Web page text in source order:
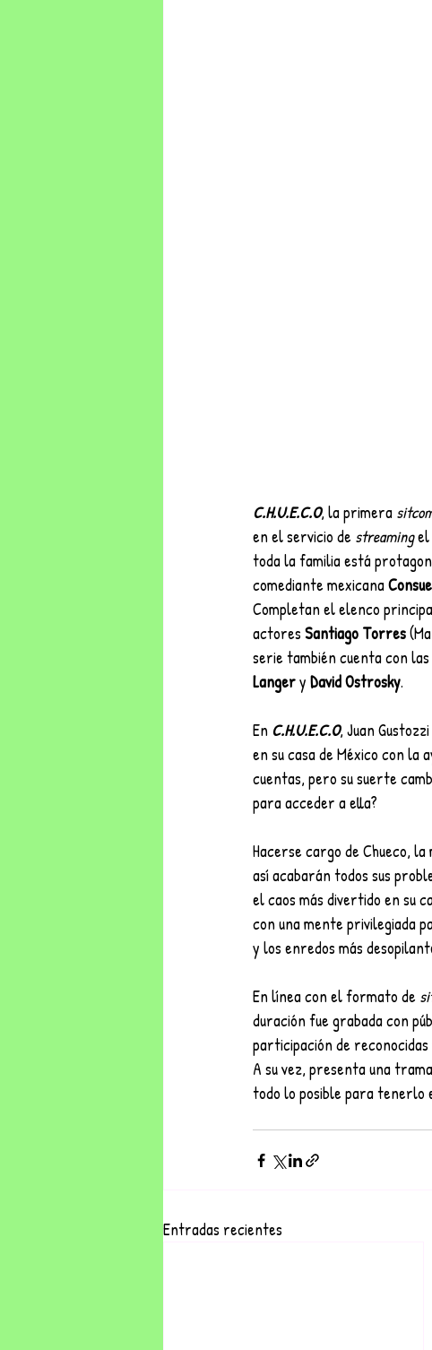
C.H.U.E.C.O, la primera
en el servicio de streaming el
toda la familia está
comediante mexicana
Completan el elenco
actores Santiago Torres
serie también cuenta con
Langer y David Ostrosky.
En C.H.U.E.C.O, Juan
en su casa de México con la
cuentas, pero su suerte
para acceder a ella?
Hacerse cargo de Chueco,
así acabarán todos sus
el caos más divertido en su
con una mente privilegiada
y los enredos más
En línea con el formato de
duración fue grabada con
participación de
A su vez, presenta una
todo lo posible para tenerlo
Entradas recientes